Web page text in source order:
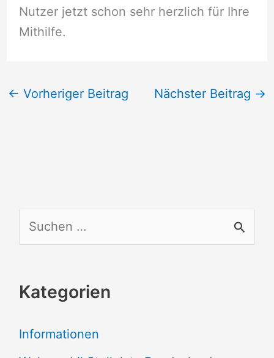
Nutzer jetzt schon sehr herzlich für Ihre
Mithilfe.
← Vorheriger Beitrag Nächster Beitrag →
u
h
n
Kategorien
Informationen